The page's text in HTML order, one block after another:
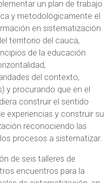
un plan de trabajo
y metodológicamente el
en sistematización
territorio del cauca,
de la educación
del contexto,
y procurando que en el
construir el sentido
experiencias y construir su
reconociendo las
procesos a sistematizar.
de seis talleres de
encuentros para la